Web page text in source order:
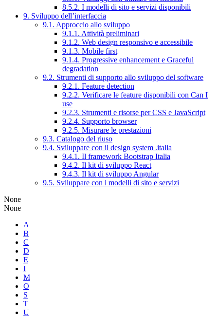
8.5.2. I modelli di sito e servizi disponibili
9. Sviluppo dell’interfaccia
9.1. Approccio allo sviluppo
9.1.1. Attività preliminari
9.1.2. Web design responsivo e accessibile
9.1.3. Mobile first
9.1.4. Progressive enhancement e Graceful
degradation
9.2. Strumenti di supporto allo sviluppo del software
9.2.1. Feature detection
9.2.2. Verificare le feature disponibili con Can I
use
9.2.3. Strumenti e risorse per CSS e JavaScript
9.2.4. Supporto browser
9.2.5. Misurare le prestazioni
9.3. Catalogo del riuso
9.4. Sviluppare con il design system .italia
9.4.1. Il framework Bootstrap Italia
9.4.2. Il kit di sviluppo React
9.4.3. Il kit di sviluppo Angular
9.5. Sviluppare con i modelli di sito e servizi
None
None
A
B
C
D
E
I
M
O
S
T
U